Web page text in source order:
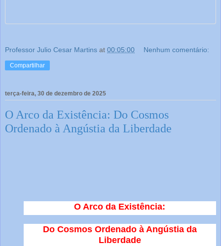
Professor Julio Cesar Martins at 00:05:00 Nenhum comentário:
Compartilhar
terça-feira, 30 de dezembro de 2025
O Arco da Existência: Do Cosmos
Ordenado à Angústia da Liberdade
O Arco da Existência:
Do Cosmos Ordenado à Angústia da
Liberdade